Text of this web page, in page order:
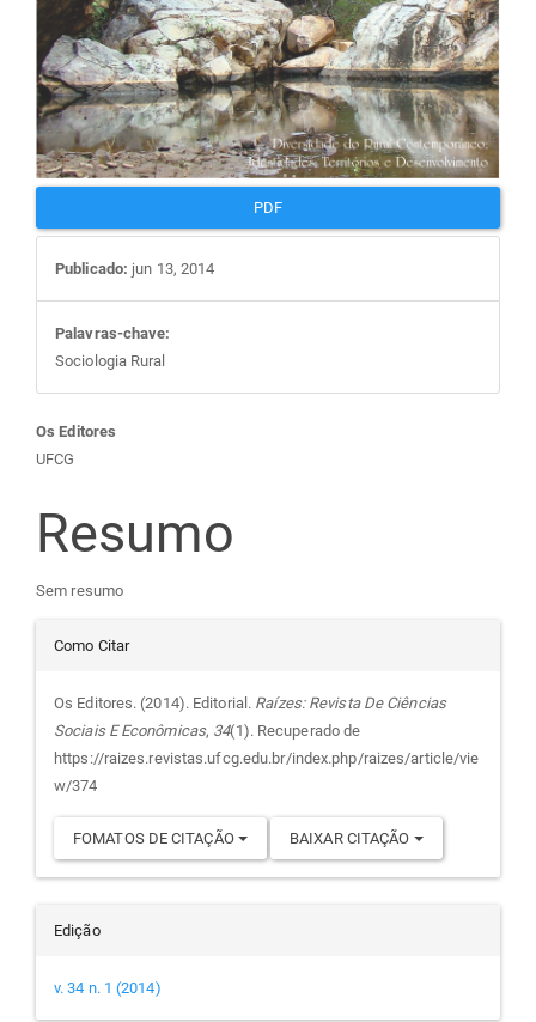
PDF
Publicado: jun 13, 2014
Palavras-chave:
Sociologia Rural
Conteúdo
do
artigo
principal
Os Editores
UFCG
Resumo
Sem resumo
Detalhes
do
artigo
Como Citar
Os Editores. (2014). Editorial. Raízes: Revista De Ciências
Sociais E Econômicas, 34(1). Recuperado de
https://raizes.revistas.ufcg.edu.br/index.php/raizes/article/vie
w/374
FOMATOS DE CITAÇÃO BAIXAR CITAÇÃO
Edição
v. 34 n. 1 (2014)